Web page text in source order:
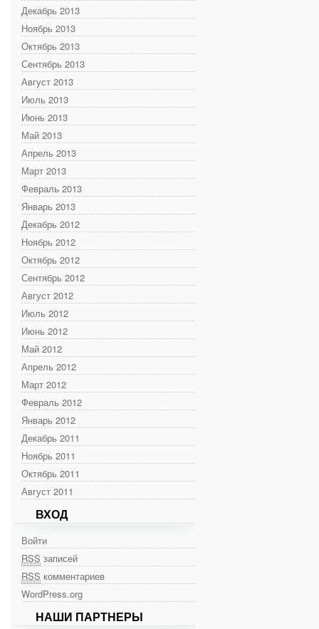
Декабрь 2013
Ноябрь 2013
Октябрь 2013
Сентябрь 2013
Август 2013
Июль 2013
Июнь 2013
Май 2013
Апрель 2013
Март 2013
Февраль 2013
Январь 2013
Декабрь 2012
Ноябрь 2012
Октябрь 2012
Сентябрь 2012
Август 2012
Июль 2012
Июнь 2012
Май 2012
Апрель 2012
Март 2012
Февраль 2012
Январь 2012
Декабрь 2011
Ноябрь 2011
Октябрь 2011
Август 2011
ВХОД
Войти
RSS записей
RSS комментариев
WordPress.org
НАШИ ПАРТНЕРЫ